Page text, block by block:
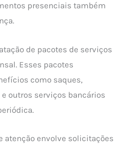
presenciais também
de pacotes de serviços
Esses pacotes
como saques,
outros serviços bancários
atenção envolve solicitações